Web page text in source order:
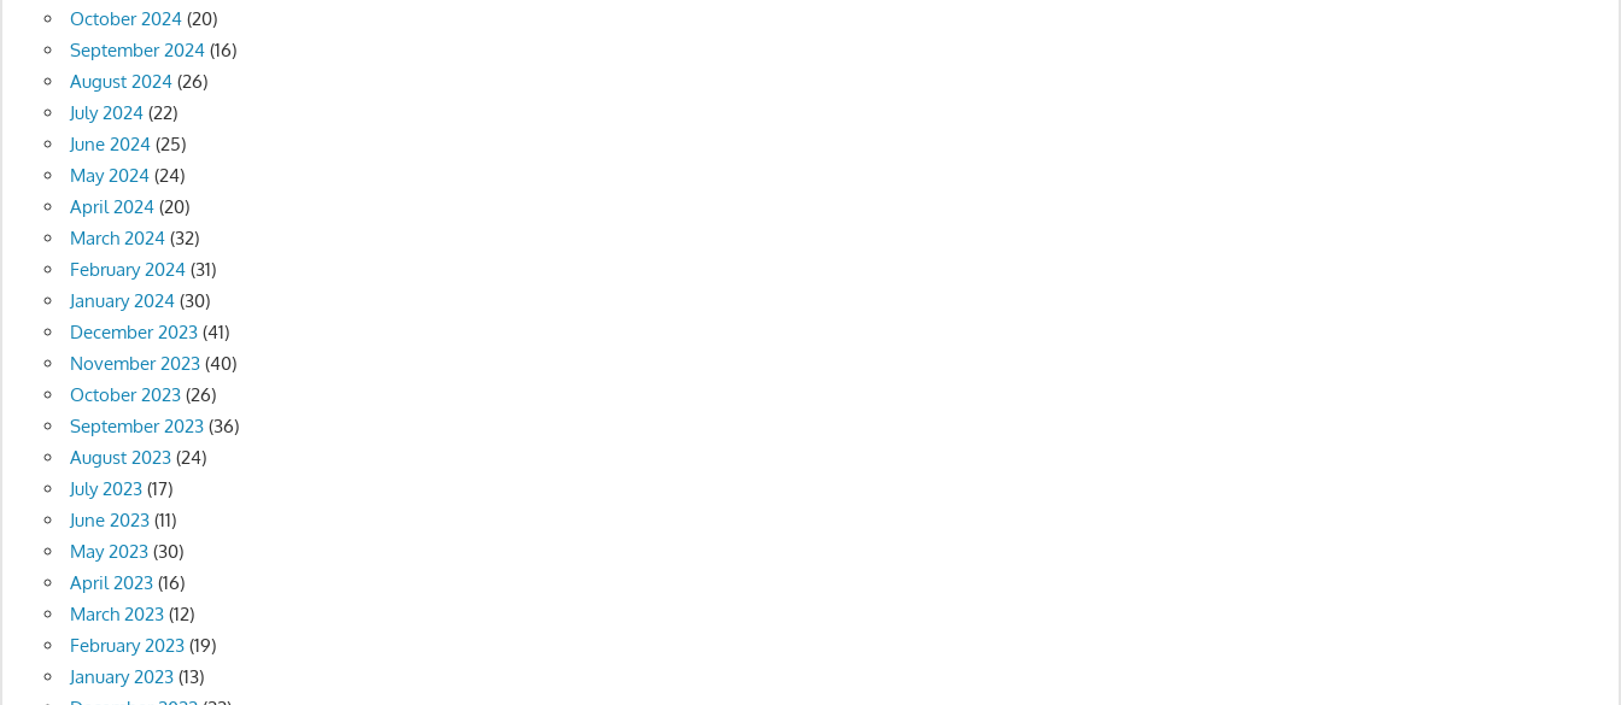
October 2024(20)
September 2024(16)
August 2024(26)
July 2024(22)
June 2024(25)
May 2024(24)
April 2024(20)
March 2024(32)
February 2024(31)
January 2024(30)
December 2023(41)
November 2023(40)
October 2023(26)
September 2023(36)
August 2023(24)
July 2023(17)
June 2023(11)
May 2023(30)
April 2023(16)
March 2023(12)
February 2023(19)
January 2023(13)